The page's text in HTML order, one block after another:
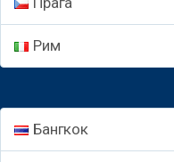
Рим
Бангкок